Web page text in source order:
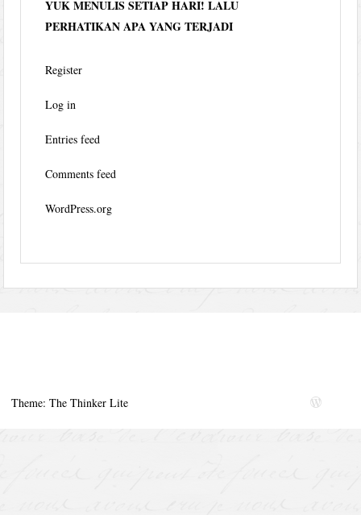
YUK MENULIS SETIAP HARI! LALU
PERHATIKAN APA YANG TERJADI
Register
Log in
Entries feed
Comments feed
WordPress.org
Theme: The Thinker Lite